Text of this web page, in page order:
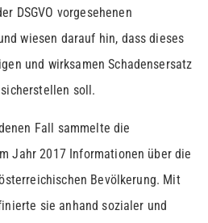
DSGVO vorgesehenen
wiesen darauf hin, dass dieses
und wirksamen Schadensersatz
soll.
Fall sammelte die
Jahr 2017 Informationen über die
Bevölkerung. Mit
sie anhand sozialer und